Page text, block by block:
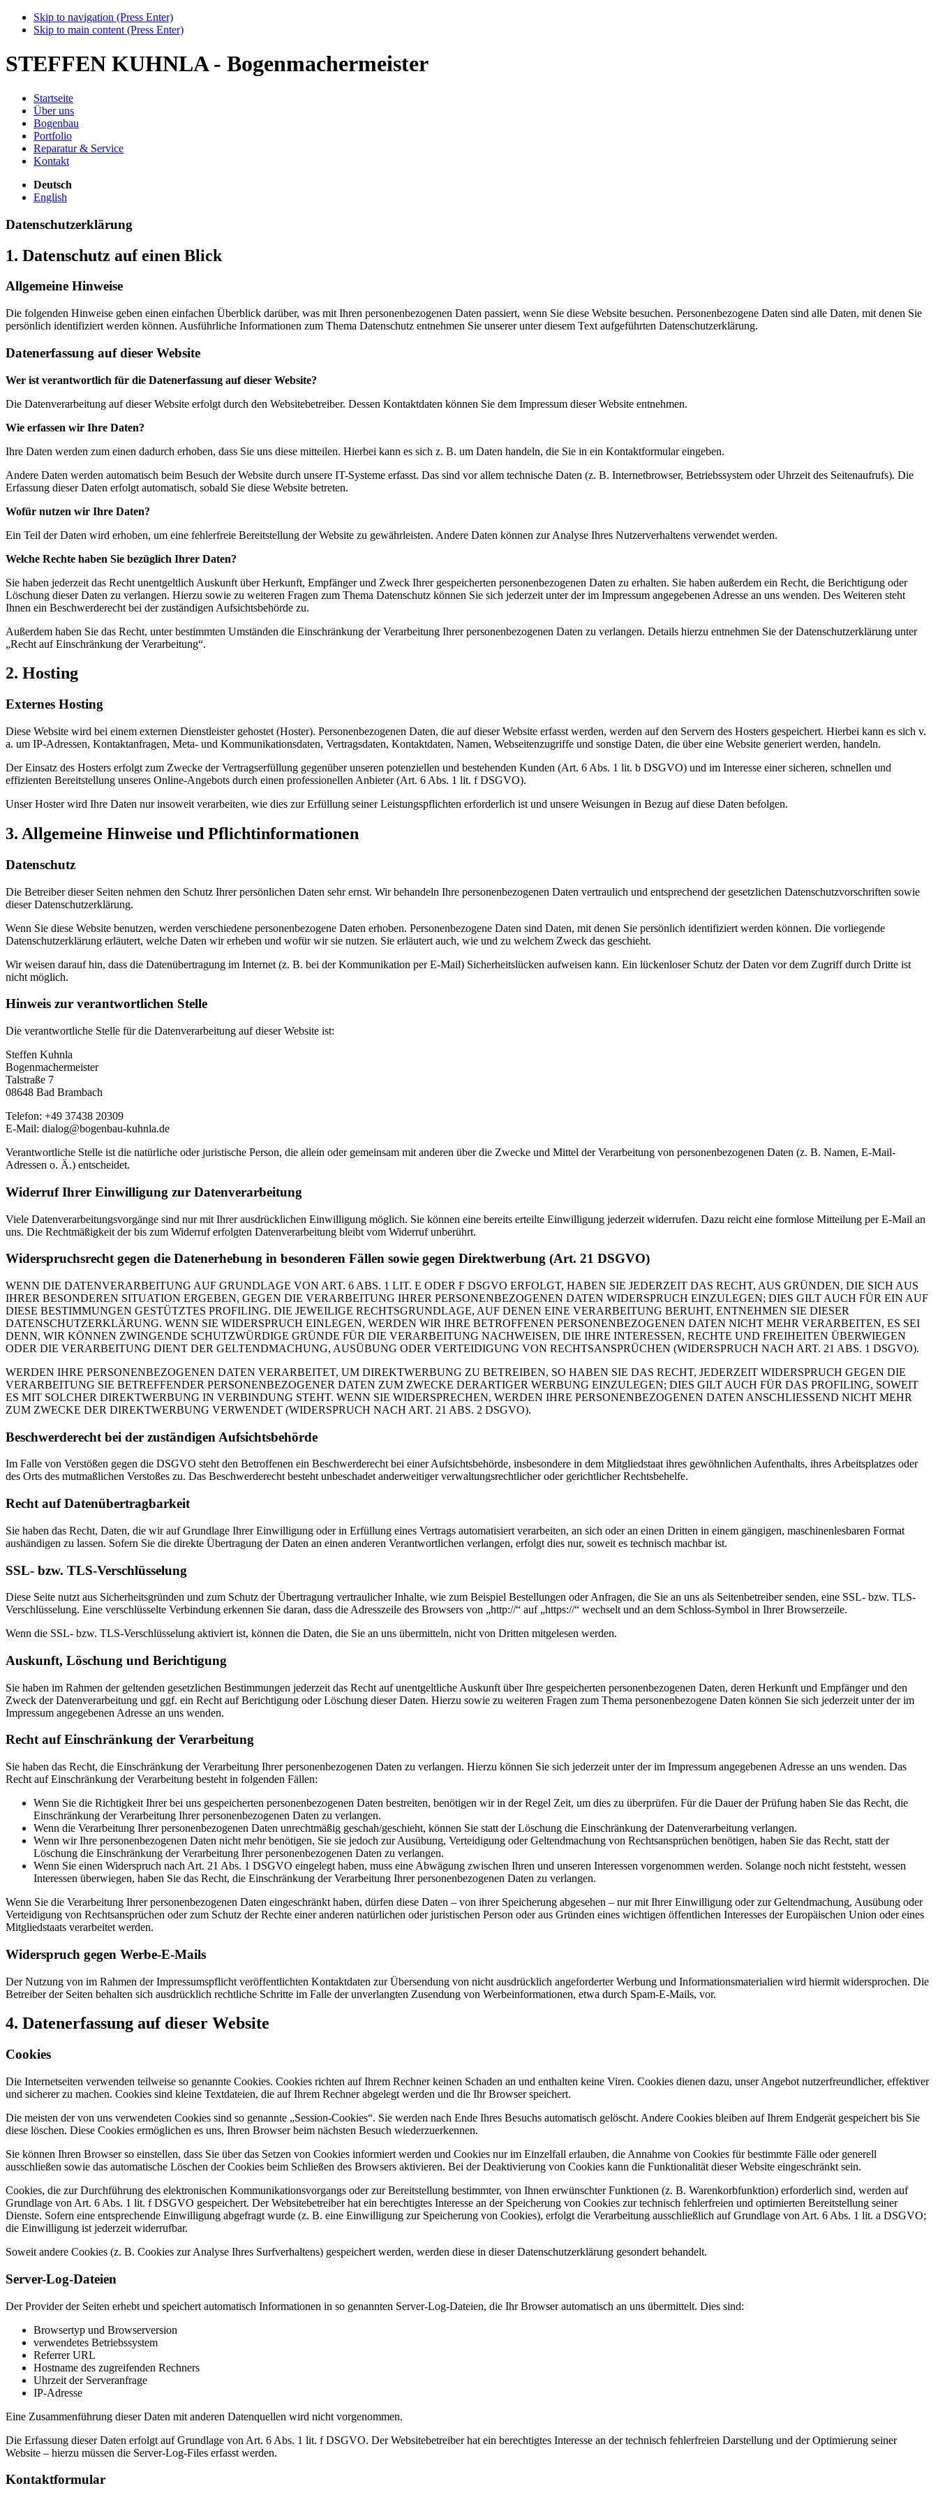
Skip to navigation (Press Enter)
Skip to main content (Press Enter)
STEFFEN KUHNLA - Bogenmachermeister
Startseite
Über uns
Bogenbau
Portfolio
Reparatur & Service
Kontakt
Deutsch
English
Datenschutzerklärung
1. Datenschutz auf einen Blick
Allgemeine Hinweise
Die folgenden Hinweise geben einen einfachen Überblick darüber, was mit Ihren personenbezogenen Daten passiert, wenn Sie diese Website besuchen. Personenbezogene Daten sind alle Daten, mit denen Sie
persönlich identifiziert werden können. Ausführliche Informationen zum Thema Datenschutz entnehmen Sie unserer unter diesem Text aufgeführten Datenschutzerklärung.
Datenerfassung auf dieser Website
Wer ist verantwortlich für die Datenerfassung auf dieser Website?
Die Datenverarbeitung auf dieser Website erfolgt durch den Websitebetreiber. Dessen Kontaktdaten können Sie dem Impressum dieser Website entnehmen.
Wie erfassen wir Ihre Daten?
Ihre Daten werden zum einen dadurch erhoben, dass Sie uns diese mitteilen. Hierbei kann es sich z. B. um Daten handeln, die Sie in ein Kontaktformular eingeben.
Andere Daten werden automatisch beim Besuch der Website durch unsere IT-Systeme erfasst. Das sind vor allem technische Daten (z. B. Internetbrowser, Betriebssystem oder Uhrzeit des Seitenaufrufs). Die
Erfassung dieser Daten erfolgt automatisch, sobald Sie diese Website betreten.
Wofür nutzen wir Ihre Daten?
Ein Teil der Daten wird erhoben, um eine fehlerfreie Bereitstellung der Website zu gewährleisten. Andere Daten können zur Analyse Ihres Nutzerverhaltens verwendet werden.
Welche Rechte haben Sie bezüglich Ihrer Daten?
Sie haben jederzeit das Recht unentgeltlich Auskunft über Herkunft, Empfänger und Zweck Ihrer gespeicherten personenbezogenen Daten zu erhalten. Sie haben außerdem ein Recht, die Berichtigung oder
Löschung dieser Daten zu verlangen. Hierzu sowie zu weiteren Fragen zum Thema Datenschutz können Sie sich jederzeit unter der im Impressum angegebenen Adresse an uns wenden. Des Weiteren steht
Ihnen ein Beschwerderecht bei der zuständigen Aufsichtsbehörde zu.
Außerdem haben Sie das Recht, unter bestimmten Umständen die Einschränkung der Verarbeitung Ihrer personenbezogenen Daten zu verlangen. Details hierzu entnehmen Sie der Datenschutzerklärung unter
„Recht auf Einschränkung der Verarbeitung“.
2. Hosting
Externes Hosting
Diese Website wird bei einem externen Dienstleister gehostet (Hoster). Personenbezogenen Daten, die auf dieser Website erfasst werden, werden auf den Servern des Hosters gespeichert. Hierbei kann es sich v.
a. um IP-Adressen, Kontaktanfragen, Meta- und Kommunikationsdaten, Vertragsdaten, Kontaktdaten, Namen, Webseitenzugriffe und sonstige Daten, die über eine Website generiert werden, handeln.
Der Einsatz des Hosters erfolgt zum Zwecke der Vertragserfüllung gegenüber unseren potenziellen und bestehenden Kunden (Art. 6 Abs. 1 lit. b DSGVO) und im Interesse einer sicheren, schnellen und
effizienten Bereitstellung unseres Online-Angebots durch einen professionellen Anbieter (Art. 6 Abs. 1 lit. f DSGVO).
Unser Hoster wird Ihre Daten nur insoweit verarbeiten, wie dies zur Erfüllung seiner Leistungspflichten erforderlich ist und unsere Weisungen in Bezug auf diese Daten befolgen.
3. Allgemeine Hinweise und Pflichtinformationen
Datenschutz
Die Betreiber dieser Seiten nehmen den Schutz Ihrer persönlichen Daten sehr ernst. Wir behandeln Ihre personenbezogenen Daten vertraulich und entsprechend der gesetzlichen Datenschutzvorschriften sowie
dieser Datenschutzerklärung.
Wenn Sie diese Website benutzen, werden verschiedene personenbezogene Daten erhoben. Personenbezogene Daten sind Daten, mit denen Sie persönlich identifiziert werden können. Die vorliegende
Datenschutzerklärung erläutert, welche Daten wir erheben und wofür wir sie nutzen. Sie erläutert auch, wie und zu welchem Zweck das geschieht.
Wir weisen darauf hin, dass die Datenübertragung im Internet (z. B. bei der Kommunikation per E-Mail) Sicherheitslücken aufweisen kann. Ein lückenloser Schutz der Daten vor dem Zugriff durch Dritte ist
nicht möglich.
Hinweis zur verantwortlichen Stelle
Die verantwortliche Stelle für die Datenverarbeitung auf dieser Website ist:
Steffen Kuhnla
Bogenmachermeister
Talstraße 7
08648 Bad Brambach
Telefon: +49 37438 20309
E-Mail: dialog@bogenbau-kuhnla.de
Verantwortliche Stelle ist die natürliche oder juristische Person, die allein oder gemeinsam mit anderen über die Zwecke und Mittel der Verarbeitung von personenbezogenen Daten (z. B. Namen, E-Mail-
Adressen o. Ä.) entscheidet.
Widerruf Ihrer Einwilligung zur Datenverarbeitung
Viele Datenverarbeitungsvorgänge sind nur mit Ihrer ausdrücklichen Einwilligung möglich. Sie können eine bereits erteilte Einwilligung jederzeit widerrufen. Dazu reicht eine formlose Mitteilung per E-Mail an
uns. Die Rechtmäßigkeit der bis zum Widerruf erfolgten Datenverarbeitung bleibt vom Widerruf unberührt.
Widerspruchsrecht gegen die Datenerhebung in besonderen Fällen sowie gegen Direktwerbung (Art. 21 DSGVO)
WENN DIE DATENVERARBEITUNG AUF GRUNDLAGE VON ART. 6 ABS. 1 LIT. E ODER F DSGVO ERFOLGT, HABEN SIE JEDERZEIT DAS RECHT, AUS GRÜNDEN, DIE SICH AUS
IHRER BESONDEREN SITUATION ERGEBEN, GEGEN DIE VERARBEITUNG IHRER PERSONENBEZOGENEN DATEN WIDERSPRUCH EINZULEGEN; DIES GILT AUCH FÜR EIN AUF
DIESE BESTIMMUNGEN GESTÜTZTES PROFILING. DIE JEWEILIGE RECHTSGRUNDLAGE, AUF DENEN EINE VERARBEITUNG BERUHT, ENTNEHMEN SIE DIESER
DATENSCHUTZERKLÄRUNG. WENN SIE WIDERSPRUCH EINLEGEN, WERDEN WIR IHRE BETROFFENEN PERSONENBEZOGENEN DATEN NICHT MEHR VERARBEITEN, ES SEI
DENN, WIR KÖNNEN ZWINGENDE SCHUTZWÜRDIGE GRÜNDE FÜR DIE VERARBEITUNG NACHWEISEN, DIE IHRE INTERESSEN, RECHTE UND FREIHEITEN ÜBERWIEGEN
ODER DIE VERARBEITUNG DIENT DER GELTENDMACHUNG, AUSÜBUNG ODER VERTEIDIGUNG VON RECHTSANSPRÜCHEN (WIDERSPRUCH NACH ART. 21 ABS. 1 DSGVO).
WERDEN IHRE PERSONENBEZOGENEN DATEN VERARBEITET, UM DIREKTWERBUNG ZU BETREIBEN, SO HABEN SIE DAS RECHT, JEDERZEIT WIDERSPRUCH GEGEN DIE
VERARBEITUNG SIE BETREFFENDER PERSONENBEZOGENER DATEN ZUM ZWECKE DERARTIGER WERBUNG EINZULEGEN; DIES GILT AUCH FÜR DAS PROFILING, SOWEIT
ES MIT SOLCHER DIREKTWERBUNG IN VERBINDUNG STEHT. WENN SIE WIDERSPRECHEN, WERDEN IHRE PERSONENBEZOGENEN DATEN ANSCHLIESSEND NICHT MEHR
ZUM ZWECKE DER DIREKTWERBUNG VERWENDET (WIDERSPRUCH NACH ART. 21 ABS. 2 DSGVO).
Beschwerderecht bei der zuständigen Aufsichtsbehörde
Im Falle von Verstößen gegen die DSGVO steht den Betroffenen ein Beschwerderecht bei einer Aufsichtsbehörde, insbesondere in dem Mitgliedstaat ihres gewöhnlichen Aufenthalts, ihres Arbeitsplatzes oder
des Orts des mutmaßlichen Verstoßes zu. Das Beschwerderecht besteht unbeschadet anderweitiger verwaltungsrechtlicher oder gerichtlicher Rechtsbehelfe.
Recht auf Datenübertragbarkeit
Sie haben das Recht, Daten, die wir auf Grundlage Ihrer Einwilligung oder in Erfüllung eines Vertrags automatisiert verarbeiten, an sich oder an einen Dritten in einem gängigen, maschinenlesbaren Format
aushändigen zu lassen. Sofern Sie die direkte Übertragung der Daten an einen anderen Verantwortlichen verlangen, erfolgt dies nur, soweit es technisch machbar ist.
SSL- bzw. TLS-Verschlüsselung
Diese Seite nutzt aus Sicherheitsgründen und zum Schutz der Übertragung vertraulicher Inhalte, wie zum Beispiel Bestellungen oder Anfragen, die Sie an uns als Seitenbetreiber senden, eine SSL- bzw. TLS-
Verschlüsselung. Eine verschlüsselte Verbindung erkennen Sie daran, dass die Adresszeile des Browsers von „http://“ auf „https://“ wechselt und an dem Schloss-Symbol in Ihrer Browserzeile.
Wenn die SSL- bzw. TLS-Verschlüsselung aktiviert ist, können die Daten, die Sie an uns übermitteln, nicht von Dritten mitgelesen werden.
Auskunft, Löschung und Berichtigung
Sie haben im Rahmen der geltenden gesetzlichen Bestimmungen jederzeit das Recht auf unentgeltliche Auskunft über Ihre gespeicherten personenbezogenen Daten, deren Herkunft und Empfänger und den
Zweck der Datenverarbeitung und ggf. ein Recht auf Berichtigung oder Löschung dieser Daten. Hierzu sowie zu weiteren Fragen zum Thema personenbezogene Daten können Sie sich jederzeit unter der im
Impressum angegebenen Adresse an uns wenden.
Recht auf Einschränkung der Verarbeitung
Sie haben das Recht, die Einschränkung der Verarbeitung Ihrer personenbezogenen Daten zu verlangen. Hierzu können Sie sich jederzeit unter der im Impressum angegebenen Adresse an uns wenden. Das
Recht auf Einschränkung der Verarbeitung besteht in folgenden Fällen:
Wenn Sie die Richtigkeit Ihrer bei uns gespeicherten personenbezogenen Daten bestreiten, benötigen wir in der Regel Zeit, um dies zu überprüfen. Für die Dauer der Prüfung haben Sie das Recht, die
Einschränkung der Verarbeitung Ihrer personenbezogenen Daten zu verlangen.
Wenn die Verarbeitung Ihrer personenbezogenen Daten unrechtmäßig geschah/geschieht, können Sie statt der Löschung die Einschränkung der Datenverarbeitung verlangen.
Wenn wir Ihre personenbezogenen Daten nicht mehr benötigen, Sie sie jedoch zur Ausübung, Verteidigung oder Geltendmachung von Rechtsansprüchen benötigen, haben Sie das Recht, statt der
Löschung die Einschränkung der Verarbeitung Ihrer personenbezogenen Daten zu verlangen.
Wenn Sie einen Widerspruch nach Art. 21 Abs. 1 DSGVO eingelegt haben, muss eine Abwägung zwischen Ihren und unseren Interessen vorgenommen werden. Solange noch nicht feststeht, wessen
Interessen überwiegen, haben Sie das Recht, die Einschränkung der Verarbeitung Ihrer personenbezogenen Daten zu verlangen.
Wenn Sie die Verarbeitung Ihrer personenbezogenen Daten eingeschränkt haben, dürfen diese Daten – von ihrer Speicherung abgesehen – nur mit Ihrer Einwilligung oder zur Geltendmachung, Ausübung oder
Verteidigung von Rechtsansprüchen oder zum Schutz der Rechte einer anderen natürlichen oder juristischen Person oder aus Gründen eines wichtigen öffentlichen Interesses der Europäischen Union oder eines
Mitgliedstaats verarbeitet werden.
Widerspruch gegen Werbe-E-Mails
Der Nutzung von im Rahmen der Impressumspflicht veröffentlichten Kontaktdaten zur Übersendung von nicht ausdrücklich angeforderter Werbung und Informationsmaterialien wird hiermit widersprochen. Die
Betreiber der Seiten behalten sich ausdrücklich rechtliche Schritte im Falle der unverlangten Zusendung von Werbeinformationen, etwa durch Spam-E-Mails, vor.
4. Datenerfassung auf dieser Website
Cookies
Die Internetseiten verwenden teilweise so genannte Cookies. Cookies richten auf Ihrem Rechner keinen Schaden an und enthalten keine Viren. Cookies dienen dazu, unser Angebot nutzerfreundlicher, effektiver
und sicherer zu machen. Cookies sind kleine Textdateien, die auf Ihrem Rechner abgelegt werden und die Ihr Browser speichert.
Die meisten der von uns verwendeten Cookies sind so genannte „Session-Cookies“. Sie werden nach Ende Ihres Besuchs automatisch gelöscht. Andere Cookies bleiben auf Ihrem Endgerät gespeichert bis Sie
diese löschen. Diese Cookies ermöglichen es uns, Ihren Browser beim nächsten Besuch wiederzuerkennen.
Sie können Ihren Browser so einstellen, dass Sie über das Setzen von Cookies informiert werden und Cookies nur im Einzelfall erlauben, die Annahme von Cookies für bestimmte Fälle oder generell
ausschließen sowie das automatische Löschen der Cookies beim Schließen des Browsers aktivieren. Bei der Deaktivierung von Cookies kann die Funktionalität dieser Website eingeschränkt sein.
Cookies, die zur Durchführung des elektronischen Kommunikationsvorgangs oder zur Bereitstellung bestimmter, von Ihnen erwünschter Funktionen (z. B. Warenkorbfunktion) erforderlich sind, werden auf
Grundlage von Art. 6 Abs. 1 lit. f DSGVO gespeichert. Der Websitebetreiber hat ein berechtigtes Interesse an der Speicherung von Cookies zur technisch fehlerfreien und optimierten Bereitstellung seiner
Dienste. Sofern eine entsprechende Einwilligung abgefragt wurde (z. B. eine Einwilligung zur Speicherung von Cookies), erfolgt die Verarbeitung ausschließlich auf Grundlage von Art. 6 Abs. 1 lit. a DSGVO;
die Einwilligung ist jederzeit widerrufbar.
Soweit andere Cookies (z. B. Cookies zur Analyse Ihres Surfverhaltens) gespeichert werden, werden diese in dieser Datenschutzerklärung gesondert behandelt.
Server-Log-Dateien
Der Provider der Seiten erhebt und speichert automatisch Informationen in so genannten Server-Log-Dateien, die Ihr Browser automatisch an uns übermittelt. Dies sind:
Browsertyp und Browserversion
verwendetes Betriebssystem
Referrer URL
Hostname des zugreifenden Rechners
Uhrzeit der Serveranfrage
IP-Adresse
Eine Zusammenführung dieser Daten mit anderen Datenquellen wird nicht vorgenommen.
Die Erfassung dieser Daten erfolgt auf Grundlage von Art. 6 Abs. 1 lit. f DSGVO. Der Websitebetreiber hat ein berechtigtes Interesse an der technisch fehlerfreien Darstellung und der Optimierung seiner
Website – hierzu müssen die Server-Log-Files erfasst werden.
Kontaktformular